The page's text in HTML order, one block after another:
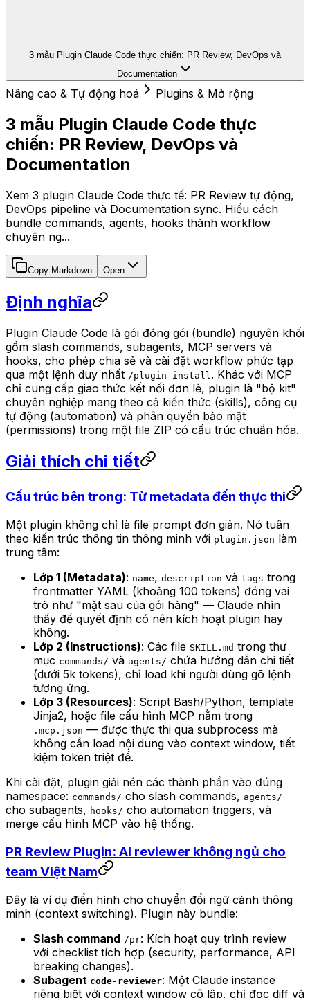
3 mẫu Plugin Claude Code thực chiến: PR Review, DevOps và
Documentation
Nâng cao & Tự động hoá Plugins & Mở rộng
3 mẫu Plugin Claude Code thực
chiến: PR Review, DevOps và
Documentation
Xem 3 plugin Claude Code thực tế: PR Review tự động,
DevOps pipeline và Documentation sync. Hiểu cách
bundle commands, agents, hooks thành workflow
chuyên ng...
Copy Markdown Open
Định nghĩa
Plugin Claude Code là gói đóng gói (bundle) nguyên khối
gồm slash commands, subagents, MCP servers và
hooks, cho phép chia sẻ và cài đặt workflow phức tạp
qua một lệnh duy nhất /plugin install . Khác với MCP
chỉ cung cấp giao thức kết nối đơn lẻ, plugin là "bộ kit"
chuyên nghiệp mang theo cả kiến thức (skills), công cụ
tự động (automation) và phân quyền bảo mật
(permissions) trong một file ZIP có cấu trúc chuẩn hóa.
Giải thích chi tiết
Cấu trúc bên trong: Từ metadata đến thực thi
Một plugin không chỉ là file prompt đơn giản. Nó tuân
theo kiến trúc thông tin thông minh với plugin.json làm
trung tâm:
Lớp 1 (Metadata): name, description và tags trong
frontmatter YAML (khoảng 100 tokens) đóng vai
trò như "mặt sau của gói hàng" — Claude nhìn
thấy để quyết định có nên kích hoạt plugin hay
không.
Lớp 2 (Instructions): Các file SKILL.md trong thư
mục commands/ và agents/ chứa hướng dẫn chi tiết
(dưới 5k tokens), chỉ load khi người dùng gõ lệnh
tương ứng.
Lớp 3 (Resources): Script Bash/Python, template
Jinja2, hoặc file cấu hình MCP nằm trong
.mcp.json — được thực thi qua subprocess mà
không cần load nội dung vào context window, tiết
kiệm token triệt để.
Khi cài đặt, plugin giải nén các thành phần vào đúng
namespace: commands/ cho slash commands, agents/
cho subagents, hooks/ cho automation triggers, và
merge cấu hình MCP vào hệ thống.
PR Review Plugin: AI reviewer không ngủ cho
team Việt Nam
Đây là ví dụ điển hình cho chuyển đổi ngữ cảnh thông
minh (context switching). Plugin này bundle:
Slash command /pr: Kích hoạt quy trình review
với checklist tích hợp (security, performance, API
breaking changes).
Subagent code-reviewer: Một Claude instance
riêng biệt với context window cô lập, chỉ đọc diff và